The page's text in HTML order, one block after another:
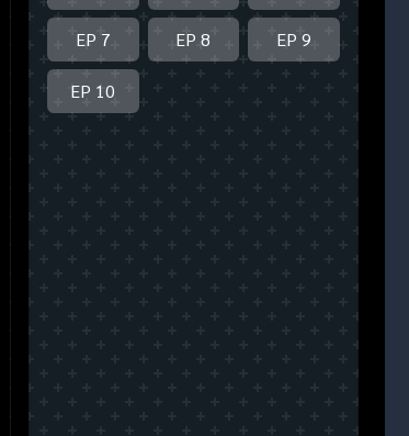
EP 7 EP 8 EP 9
EP 10